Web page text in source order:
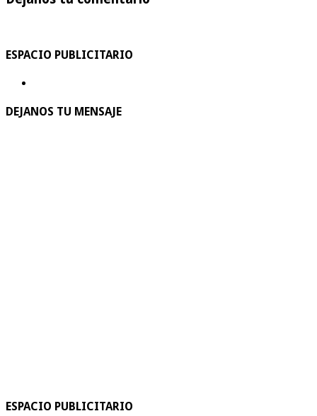
ESPACIO PUBLICITARIO
DEJANOS TU MENSAJE
ESPACIO PUBLICITARIO